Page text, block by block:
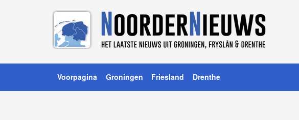
Voorpagina Groningen Friesland Drenthe